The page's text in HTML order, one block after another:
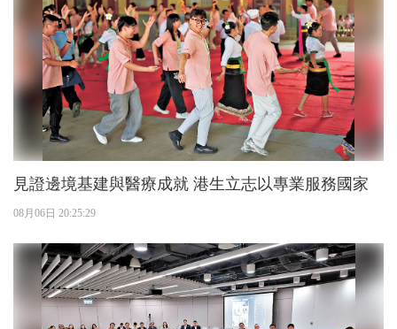
見證邊境基建與醫療成就 港生立志以專業服務國家
08月06日 20:25:29